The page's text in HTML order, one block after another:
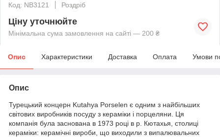
Код: NB3121
Роздріб
Ціну уточнюйте
Мінімальна сума замовлення на сайті — 200 ₴
Опис Характеристики Доставка Оплата Умови
Опис
Турецький концерн Kutahya Porselen є одним з найбільших
світових виробників посуду з кераміки і порцеляни. Ця
компанія була заснована в 1973 році в р. Кютахья, столиці
кераміки: керамічні вироби, що виходили з випалювальних